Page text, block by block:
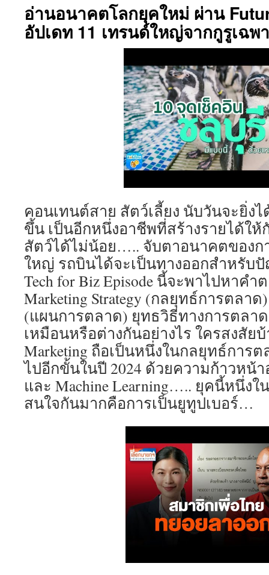
อ่านอนาคตโลกยุคใหม่ ผ่าน
อัปเดท 11 เทรนด์ใหญ่จากกูรูเฉพ
คอนเทนต์สาย สัตว์เลี้ยง นับวันจะยิ่ง
ขึ้น เป็นอีกหนึ่งอาชีพที่สร้างรายได้ให้
สัตว์ได้ไม่น้อย….. จับตาอนาคตของก
ใหญ่ รถบินได้จะเป็นทางออกสำหรับ
Tech for Biz Episode นี้จะพาไปหาค
Marketing Strategy (กลยุทธ์การตลาด)
(แผนการตลาด) ยุทธวิธีทางการตลาด
เหมือนหรือต่างกันอย่างไร ใครสงสัยบ้า
Marketing ถือเป็นหนึ่งในกลยุทธ์กา
ไปอีกขั้นในปี 2024 ด้วยความก้าวหน้า
และ Machine Learning….. ยุคนี้หนึ่ง
สนใจกันมากคือการเป็นยูทูปเบอร์…